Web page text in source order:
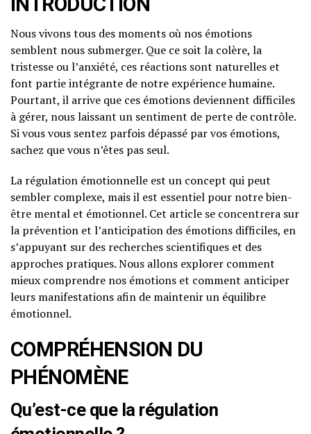
Nous vivons tous des moments où nos émotions
semblent nous submerger. Que ce soit la colère, la
tristesse ou l’anxiété, ces réactions sont naturelles et
font partie intégrante de notre expérience humaine.
Pourtant, il arrive que ces émotions deviennent difficiles
à gérer, nous laissant un sentiment de perte de contrôle.
Si vous vous sentez parfois dépassé par vos émotions,
sachez que vous n’êtes pas seul.
La régulation émotionnelle est un concept qui peut
sembler complexe, mais il est essentiel pour notre bien-
être mental et émotionnel. Cet article se concentrera sur
la prévention et l’anticipation des émotions difficiles, en
s’appuyant sur des recherches scientifiques et des
approches pratiques. Nous allons explorer comment
mieux comprendre nos émotions et comment anticiper
leurs manifestations afin de maintenir un équilibre
émotionnel.
COMPRÉHENSION DU
PHÉNOMÈNE
Qu’est-ce que la régulation